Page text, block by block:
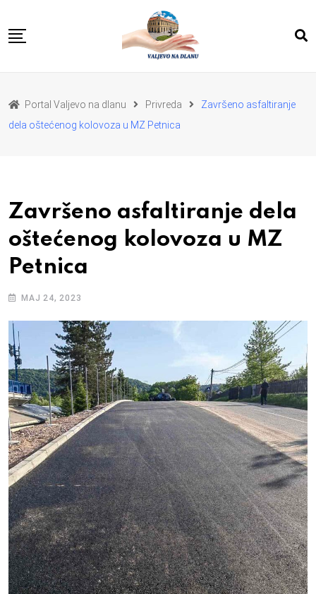
to
REGION
PRIVREDA
POLITIKA
EKOLOGIJA
O NAMA
Portal Valjevo na dlanu Privreda
Završeno asfaltiranje
dela oštećenog kolovoza u MZ Petnica
Završeno asfaltiranje dela
oštećenog kolovoza u MZ
Petnica
МАЈ 24, 2023